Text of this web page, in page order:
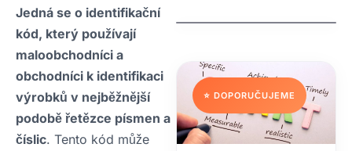
Jedná se o identifikační
kód, který používají
maloobchodníci a
obchodníci k identifikaci
výrobků v nejběžnější
podobě řetězce písmen a
číslic. Tento kód může
⭐ DOPORUČUJEME